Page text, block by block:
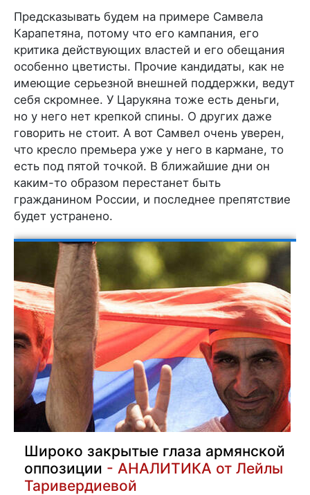
Предсказывать будем на примере Самвела
Карапетяна, потому что его кампания, его
критика действующих властей и его обещания
особенно цветисты. Прочие кандидаты, как не
имеющие серьезной внешней поддержки, ведут
себя скромнее. У Царукяна тоже есть деньги,
но у него нет крепкой спины. О других даже
говорить не стоит. А вот Самвел очень уверен,
что кресло премьера уже у него в кармане, то
есть под пятой точкой. В ближайшие дни он
каким-то образом перестанет быть
гражданином России, и последнее препятствие
будет устранено.
Широко закрытые глаза армянской
оппозиции - АНАЛИТИКА от Лейлы
Таривердиевой